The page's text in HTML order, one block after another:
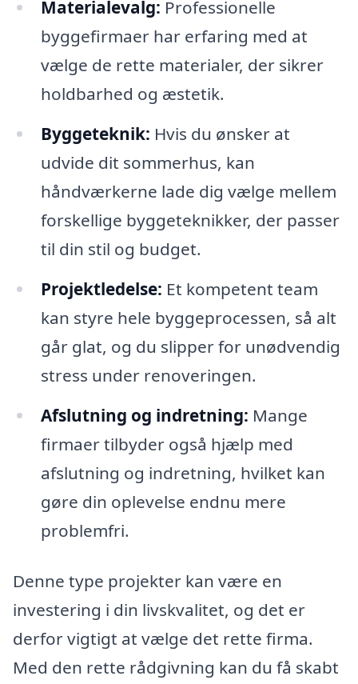
Materialevalg: Professionelle
byggefirmaer har erfaring med at
vælge de rette materialer, der sikrer
holdbarhed og æstetik.
Byggeteknik: Hvis du ønsker at
udvide dit sommerhus, kan
håndværkerne lade dig vælge mellem
forskellige byggeteknikker, der passer
til din stil og budget.
Projektledelse: Et kompetent team
kan styre hele byggeprocessen, så alt
går glat, og du slipper for unødvendig
stress under renoveringen.
Afslutning og indretning: Mange
firmaer tilbyder også hjælp med
afslutning og indretning, hvilket kan
gøre din oplevelse endnu mere
problemfri.
Denne type projekter kan være en
investering i din livskvalitet, og det er
derfor vigtigt at vælge det rette firma.
Med den rette rådgivning kan du få skabt